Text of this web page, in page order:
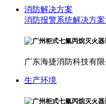
消防解决方案
消防报警系统解决方案
广东海捷消防科技有
生产环境